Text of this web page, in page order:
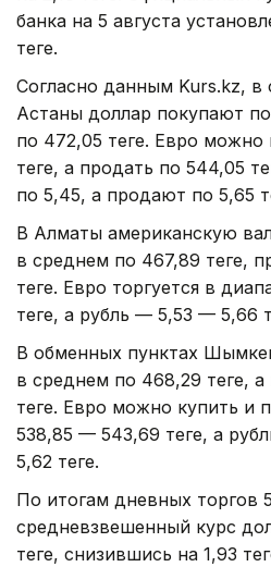
банка на 5 августа
теңге.
Согласно данным Kurs.kz, в
Астаны доллар покупают
по 472,05 теңге. Евро
теңге, а продать по 544,05
по 5,45, а продают по 5,65
В Алматы американскую
в среднем по 467,89 теңге,
теңге. Евро торгуется в
теңге, а рубль — 5,53 — 5,66
В обменных пунктах
в среднем по 468,29 теңге,
теңге. Евро можно купить и
538,85 — 543,69 теңге, а
5,62 теңге.
По итогам дневных торгов
средневзвешенный курс
теңге, снизившись на 1,93